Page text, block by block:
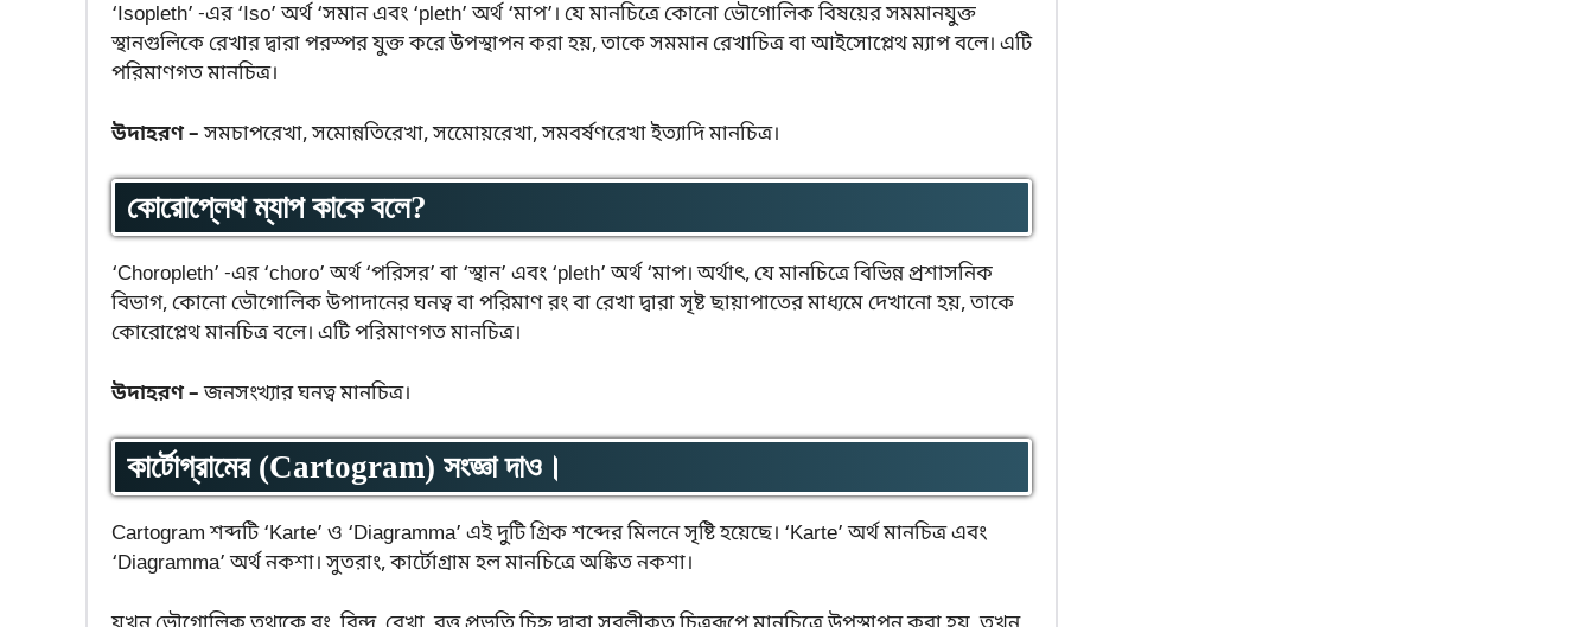
‘Isopleth’ -এর ‘Iso’ অর্থ ‘সমান এবং ‘pleth’ অর্থ ‘মাপ’। যে মানচিত্রে কোনো ভৌগোলিক বিষয়ের সমমানযুক্ত
স্থানগুলিকে রেখার দ্বারা পরস্পর যুক্ত করে উপস্থাপন করা হয়, তাকে সমমান রেখাচিত্র বা আইসোপ্লেথ ম্যাপ বলে। এটি
পরিমাণগত মানচিত্র।
উদাহরণ –সমচাপরেখা, সমোন্নতিরেখা, সমোেয়রেখা, সমবর্ষণরেখা ইত্যাদি মানচিত্র।
কোরোপ্লেথ ম্যাপ কাকে বলে?
‘Choropleth’ -এর ‘choro’ অর্থ ‘পরিসর’ বা ‘স্থান’ এবং ‘pleth’ অর্থ ‘মাপ। অর্থাৎ, যে মানচিত্রে বিভিন্ন প্রশাসনিক
বিভাগ, কোনো ভৌগোলিক উপাদানের ঘনত্ব বা পরিমাণ রং বা রেখা দ্বারা সৃষ্ট ছায়াপাতের মাধ্যমে দেখানো হয়, তাকে
কোরোপ্লেথ মানচিত্র বলে। এটি পরিমাণগত মানচিত্র।
উদাহরণ –জনসংখ্যার ঘনত্ব মানচিত্র।
কার্টোগ্রামের (Cartogram) সংজ্ঞা দাও।
Cartogram শব্দটি ‘Karte’ ও ‘Diagramma’ এই দুটি গ্রিক শব্দের মিলনে সৃষ্টি হয়েছে। ‘Karte’ অর্থ মানচিত্র এবং
‘Diagramma’ অর্থ নকশা। সুতরাং, কার্টোগ্রাম হল মানচিত্রে অঙ্কিত নকশা।